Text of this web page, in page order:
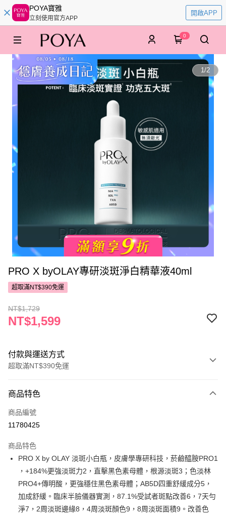
POYA寶雅
立刻使用官方APP
開啟APP
0
1/2
PRO X byOLAY專研淡斑淨白精華液40ml
超取滿NT$390免運
NT$1,729
NT$1,599
付款與運送方式
超取滿NT$390免運
POYA支付
信用卡一次付款
LINE Pay
Apple Pay
街口支付
悠遊付
商品特色
商品編號
11780425
商品特色
PRO X by OLAY 淡斑小白瓶，皮膚學專研科技，菸鹼醯胺PRO1
，+184%更強淡斑力2，直擊黑色素母體，根源淡斑3；色淡林
PRO4+傳明酸，更強穩住黑色素母體；AB5D四重舒緩成分5，
加成舒緩。臨床半臉儀器實測，87.1%受試者斑點改善6，7天勻
淨7，2周淡斑邊緣8，4周淡斑顏色9，8周淡斑面積9。改善色